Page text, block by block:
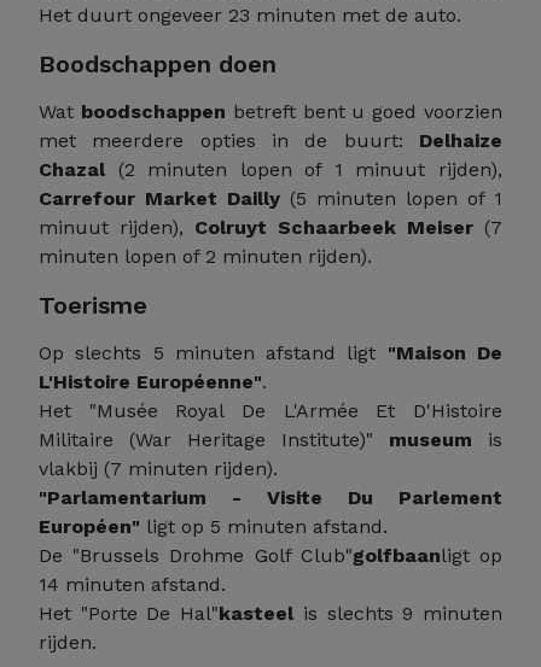
Het duurt ongeveer 23 minuten met de auto.
Boodschappen doen
Wat boodschappen betreft bent u goed voorzien
met meerdere opties in de buurt: Delhaize
Chazal (2 minuten lopen of 1 minuut rijden),
Carrefour Market Dailly (5 minuten lopen of 1
minuut rijden), Colruyt Schaarbeek Meiser (7
minuten lopen of 2 minuten rijden).
Toerisme
Op slechts 5 minuten afstand ligt "Maison De
L'Histoire Européenne".
Het "Musée Royal De L'Armée Et D'Histoire
Militaire (War Heritage Institute)" museum is
vlakbij (7 minuten rijden).
"Parlamentarium - Visite Du Parlement
Européen" ligt op 5 minuten afstand.
De "Brussels Drohme Golf Club"golfbaanligt op
14 minuten afstand.
Het "Porte De Hal"kasteel is slechts 9 minuten
rijden.